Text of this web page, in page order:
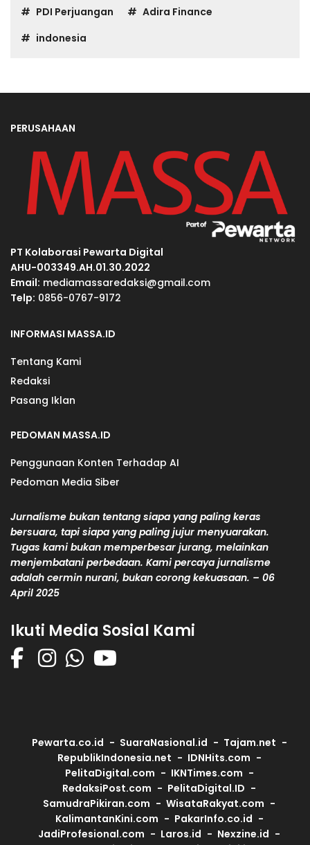
PDI Perjuangan
Adira Finance
indonesia
PERUSAHAAN
PT Kolaborasi Pewarta Digital
AHU-003349.AH.01.30.2022
Email: mediamassaredaksi@gmail.com
Telp: 0856-0767-9172
INFORMASI MASSA.ID
Tentang Kami
Redaksi
Pasang Iklan
PEDOMAN MASSA.ID
Penggunaan Konten Terhadap AI
Pedoman Media Siber
Jurnalisme bukan tentang siapa yang paling keras
bersuara, tapi siapa yang paling jujur menyuarakan.
Tugas kami bukan memperbesar jurang, melainkan
menjembatani perbedaan. Kami percaya jurnalisme
adalah cermin nurani, bukan corong kekuasaan. – 06
April 2025
Ikuti Media Sosial Kami
Pewarta.co.id SuaraNasional.id
Tajam.net
RepublikIndonesia.net
IDNHits.com
PelitaDigital.com
IKNTimes.com
RedaksiPost.com
PelitaDigital.ID
SamudraPikiran.com
WisataRakyat.com
KalimantanKini.com
PakarInfo.co.id
JadiProfesional.com
Laros.id
Nexzine.id